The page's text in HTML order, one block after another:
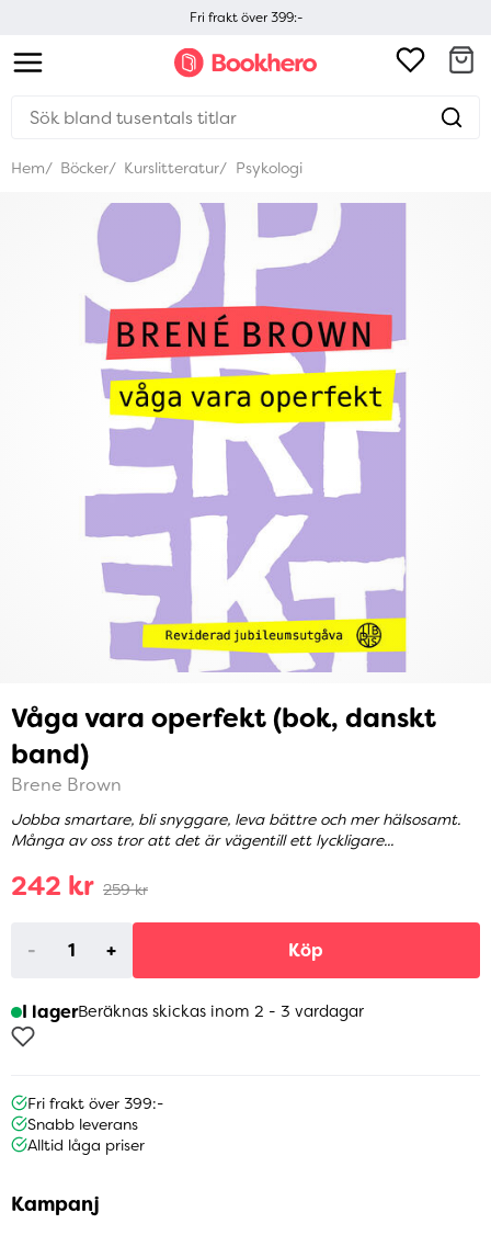
Fri frakt över 399:-
Hem Böcker Kurslitteratur Psykologi
Våga vara operfekt (bok, danskt
band)
Brene Brown
Jobba smartare, bli snyggare, leva bättre och mer hälsosamt.
Många av oss tror att det är vägentill ett lyckligare...
242 kr 259 kr
- + Köp
I lagerBeräknas skickas inom 2 - 3 vardagar
Fri frakt över 399:-
Snabb leverans
Alltid låga priser
Kampanj